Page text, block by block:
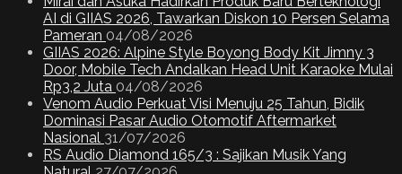
AI di GIIAS 2026, Tawarkan Diskon 10 Persen Selama
Pameran 04/08/2026
GIIAS 2026: Alpine Style Boyong Body Kit Jimny 3
Door, Mobile Tech Andalkan Head Unit Karaoke Mulai
Rp3,2 Juta 04/08/2026
Venom Audio Perkuat Visi Menuju 25 Tahun, Bidik
Dominasi Pasar Audio Otomotif Aftermarket
Nasional 31/07/2026
RS Audio Diamond 165/3 : Sajikan Musik Yang